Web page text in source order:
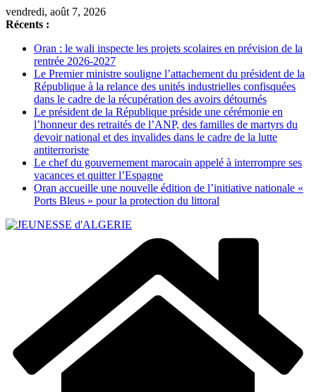
Passer
au
vendredi, août 7, 2026
Récents :
Oran : le wali inspecte les projets scolaires en prévision de la
rentrée 2026-2027
Le Premier ministre souligne l’attachement du président de la
République à la relance des unités industrielles confisquées
dans le cadre de la récupération des avoirs détournés
Le président de la République préside une cérémonie en
l’honneur des retraités de l’ANP, des familles de martyrs du
devoir national et des invalides dans le cadre de la lutte
antiterroriste
Le chef du gouvernement marocain appelé à interrompre ses
vacances et quitter l’Espagne
Oran accueille une nouvelle édition de l’initiative nationale «
Ports Bleus » pour la protection du littoral